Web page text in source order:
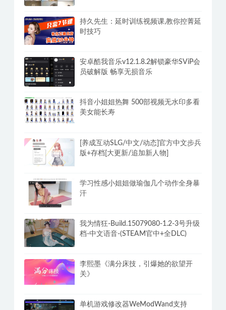
持久先生：延时训练视频课,教你控菁延
时技巧
安卓酷我音乐v12.1.8.2解锁豪华SViP会
员破解版 畅享无损音乐
抖音小姐姐热舞 500部视频无水印多看
美女能长寿
[养成互动SLG/中文/动态]官方中文步兵
版+存档[大更新/追加新人物]
学习性感小姐姐做瑜伽几个动作全身暴
汗
我为情狂-Build.15079080-1.2-3号升级
档-中文语音-(STEAM官中+全DLC)
李熙墨《满分床技，引爆她的欲望开
关》
单机游戏修改器WeModWand支持